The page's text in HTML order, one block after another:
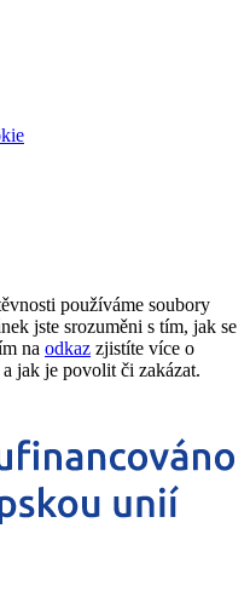
používáme soubory
jste srozuměni s tím, jak se
na odkaz zjistíte více o
jak je povolit či zakázat.